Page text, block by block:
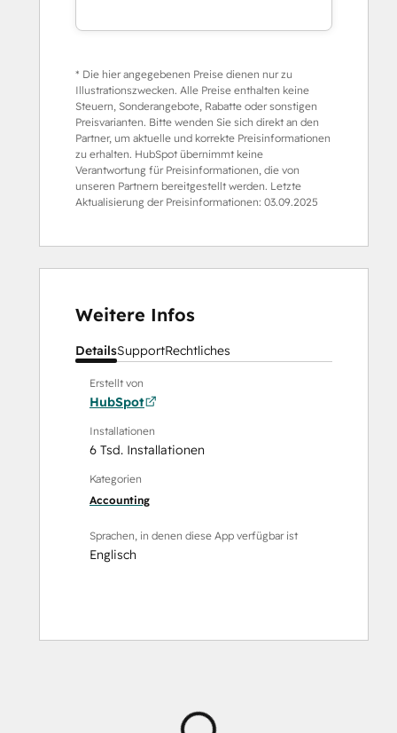
* Die hier angegebenen Preise dienen nur zu
Illustrationszwecken. Alle Preise enthalten keine
Steuern, Sonderangebote, Rabatte oder sonstigen
Preisvarianten. Bitte wenden Sie sich direkt an den
Partner, um aktuelle und korrekte Preisinformationen
zu erhalten. HubSpot übernimmt keine
Verantwortung für Preisinformationen, die von
unseren Partnern bereitgestellt werden. Letzte
Aktualisierung der Preisinformationen: 03.09.2025
Weitere Infos
DetailsSupportRechtliches
Erstellt von
HubSpot
Installationen
6 Tsd. Installationen
Kategorien
Accounting
Sprachen, in denen diese App verfügbar ist
Englisch
Wird